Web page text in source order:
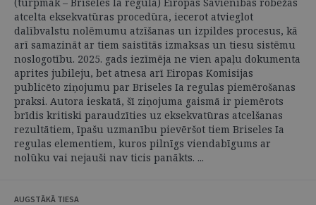
atcelta eksekvatūras procedūra, iecerot atvieglot
dalībvalstu nolēmumu atzīšanas un izpildes procesus, kā
arī samazināt ar tiem saistītās izmaksas un tiesu sistēmu
noslogotību. 2025. gads iezīmēja ne vien apaļu dokumenta
aprites jubileju, bet atnesa arī Eiropas Komisijas
publicēto ziņojumu par Briseles Ia regulas piemērošanas
praksi. Autora ieskatā, šī ziņojuma gaismā ir piemērots
brīdis kritiski paraudzīties uz eksekvatūras atcelšanas
rezultātiem, īpašu uzmanību pievēršot tiem Briseles Ia
regulas elementiem, kuros pilnīgs viendabīgums ar
nolūku vai nejauši nav ticis panākts. ...
AUGSTĀKĀ TIESA